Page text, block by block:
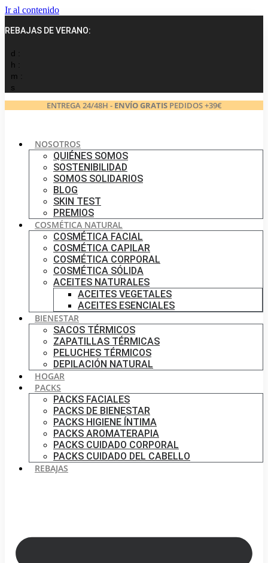
Ir al contenido
REBAJAS DE VERANO:
d :
h :
m :
s
ENTREGA 24/48H - ENVÍO GRATISPEDIDOS +39€
NOSOTROS
QUIÉNES SOMOS
SOSTENIBILIDAD
SOMOS SOLIDARIOS
BLOG
SKIN TEST
PREMIOS
COSMÉTICA NATURAL
COSMÉTICA FACIAL
COSMÉTICA CAPILAR
COSMÉTICA CORPORAL
COSMÉTICA SÓLIDA
ACEITES NATURALES
ACEITES VEGETALES
ACEITES ESENCIALES
BIENESTAR
SACOS TÉRMICOS
ZAPATILLAS TÉRMICAS
PELUCHES TÉRMICOS
DEPILACIÓN NATURAL
HOGAR
PACKS
PACKS FACIALES
PACKS DE BIENESTAR
PACKS HIGIENE ÍNTIMA
PACKS AROMATERAPIA
PACKS CUIDADO CORPORAL
PACKS CUIDADO DEL CABELLO
REBAJAS